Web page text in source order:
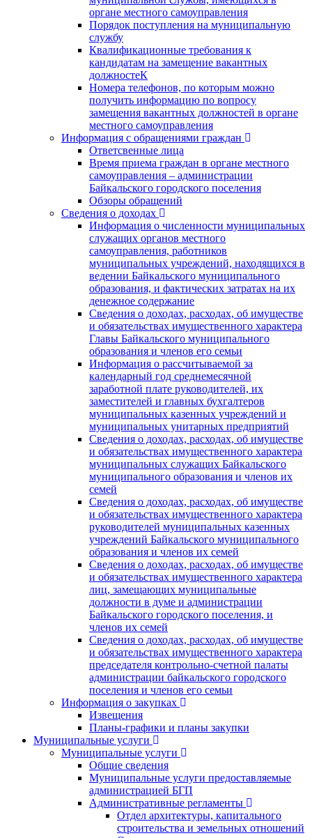
органе местного самоуправления
Порядок поступления на муниципальную
службу
Квалификационные требования к
кандидатам на замещение вакантных
должностеК
Номера телефонов, по которым можно
получить информацию по вопросу
замещения вакантных должностей в органе
местного самоуправления
Информация с обращениями граждан
Ответсвенные лица
Время приема граждан в органе местного
самоуправления – администрации
Байкальского городского поселения
Обзоры обращений
Сведения о доходах
Информация о численности муниципальных
служащих органов местного
самоуправления, работников
муниципальных учреждений, находящихся в
ведении Байкальского муниципального
образования, и фактических затратах на их
денежное содержание
Сведения о доходах, расходах, об имуществе
и обязательствах имущественного характера
Главы Байкальского муниципального
образования и членов его семьи
Информация о рассчитываемой за
календарный год среднемесячной
заработной плате руководителей, их
заместителей и главных бухгалтеров
муниципальных казенных учреждений и
муниципальных унитарных предприятий
Сведения о доходах, расходах, об имуществе
и обязательствах имущественного характера
муниципальных служащих Байкальского
муниципального образования и членов их
семей
Сведения о доходах, расходах, об имуществе
и обязательствах имущественного характера
руководителей муниципальных казенных
учреждений Байкальского муниципального
образования и членов их семей
Сведения о доходах, расходах, об имуществе
и обязательствах имущественного характера
лиц, замещающих муниципальные
должности в думе и администрации
Байкальского городского поселения, и
членов их семей
Сведения о доходах, расходах, об имуществе
и обязательствах имущественного характера
председателя контрольно-счетной палаты
администрации байкальского городского
поселения и членов его семьи
Информация о закупках
Извещения
Планы-графики и планы закупки
Муниципальные услуги
Муниципальные услуги
Общие сведения
Муниципальные услуги предоставляемые
администрацией БГП
Административные регламенты
Отдел архитектуры, капитального
строительства и земельных отношений